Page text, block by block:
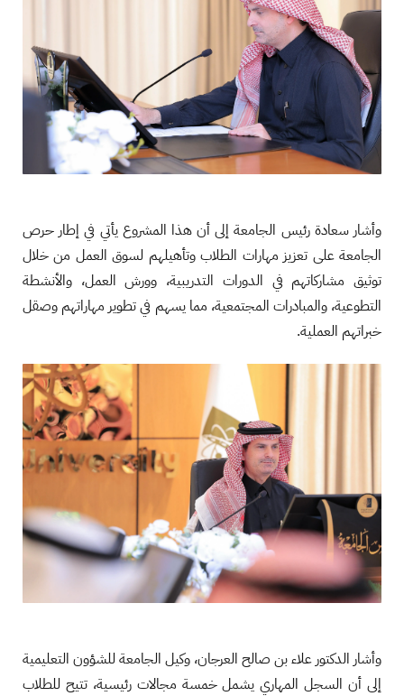
وأشار سعادة رئيس الجامعة إلى أن هذا المشروع يأتي في إطار حرص
الجامعة على تعزيز مهارات الطلاب وتأهيلهم لسوق العمل من خلال
توثيق مشاركاتهم في الدورات التدريبية، وورش العمل، والأنشطة
التطوعية، والمبادرات المجتمعية، مما يسهم في تطوير مهاراتهم وصقل
خبراتهم العملية.
وأشار الدكتور علاء بن صالح العرجان، وكيل الجامعة للشؤون التعليمية
إلى أن السجل المهاري يشمل خمسة مجالات رئيسية، تتيح للطلاب